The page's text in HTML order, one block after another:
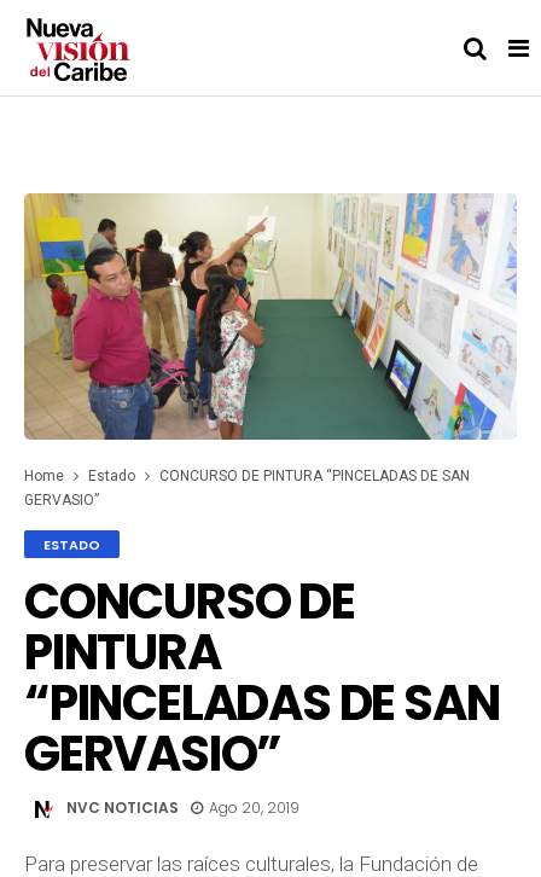
Home Estado
CONCURSO DE PINTURA “PINCELADAS DE SAN
GERVASIO”
ESTADO
CONCURSO DE
PINTURA
“PINCELADAS DE SAN
GERVASIO”
NVC NOTICIAS Ago 20, 2019
Para preservar las raíces culturales, la Fundación de